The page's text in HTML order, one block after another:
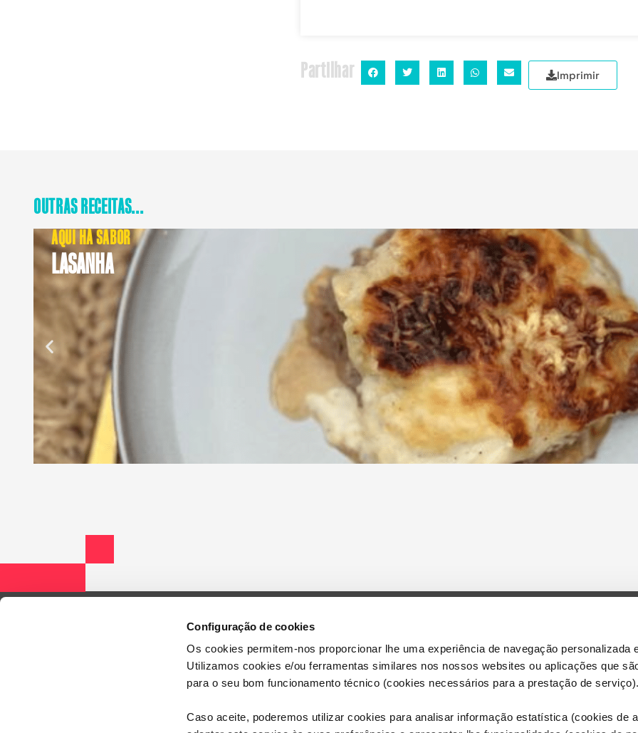
Configuração de cookies
Os cookies permitem-nos proporcionar lhe uma experiência de navegação personalizada
Utilizamos cookies e/ou ferramentas similares nos nossos websites ou aplicações que
para o seu bom funcionamento técnico (cookies necessários para a prestação de serviço).
Caso aceite, poderemos utilizar cookies para analisar informação estatística (cookies de
Partilhar Imprimir
OUTRAS RECEITAS...
AQUI HÁ SABOR
LASANHA
Dreamia
Aviso legal
Política de
Política de
Configurar